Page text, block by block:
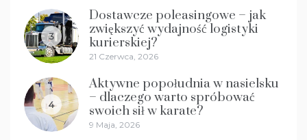
3
Dostawcze poleasingowe – jak
zwiększyć wydajność logistyki
kurierskiej?
21 Czerwca, 2026
4
Aktywne popołudnia w nasielsku
– dlaczego warto spróbować
swoich sił w karate?
9 Maja, 2026